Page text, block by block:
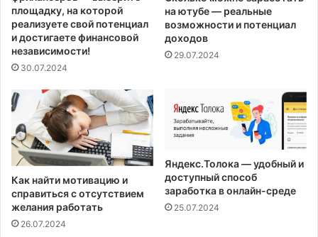
площадку, на которой
реализуете свой потенциал
и достигаете финансовой
независимости!
30.07.2024
на ютубе — реальные
возможности и потенциал
доходов
29.07.2024
Как найти мотивацию и
справиться с отсутствием
желания работать
26.07.2024
Яндекс.Толока — удобный и
доступный способ
заработка в онлайн-среде
25.07.2024